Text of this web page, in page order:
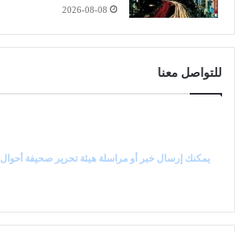
2026-08-08
للتواصل معنا
يمكنك إرسال خبر أو مراسلة هيئة تحرير صحيفة أحوال